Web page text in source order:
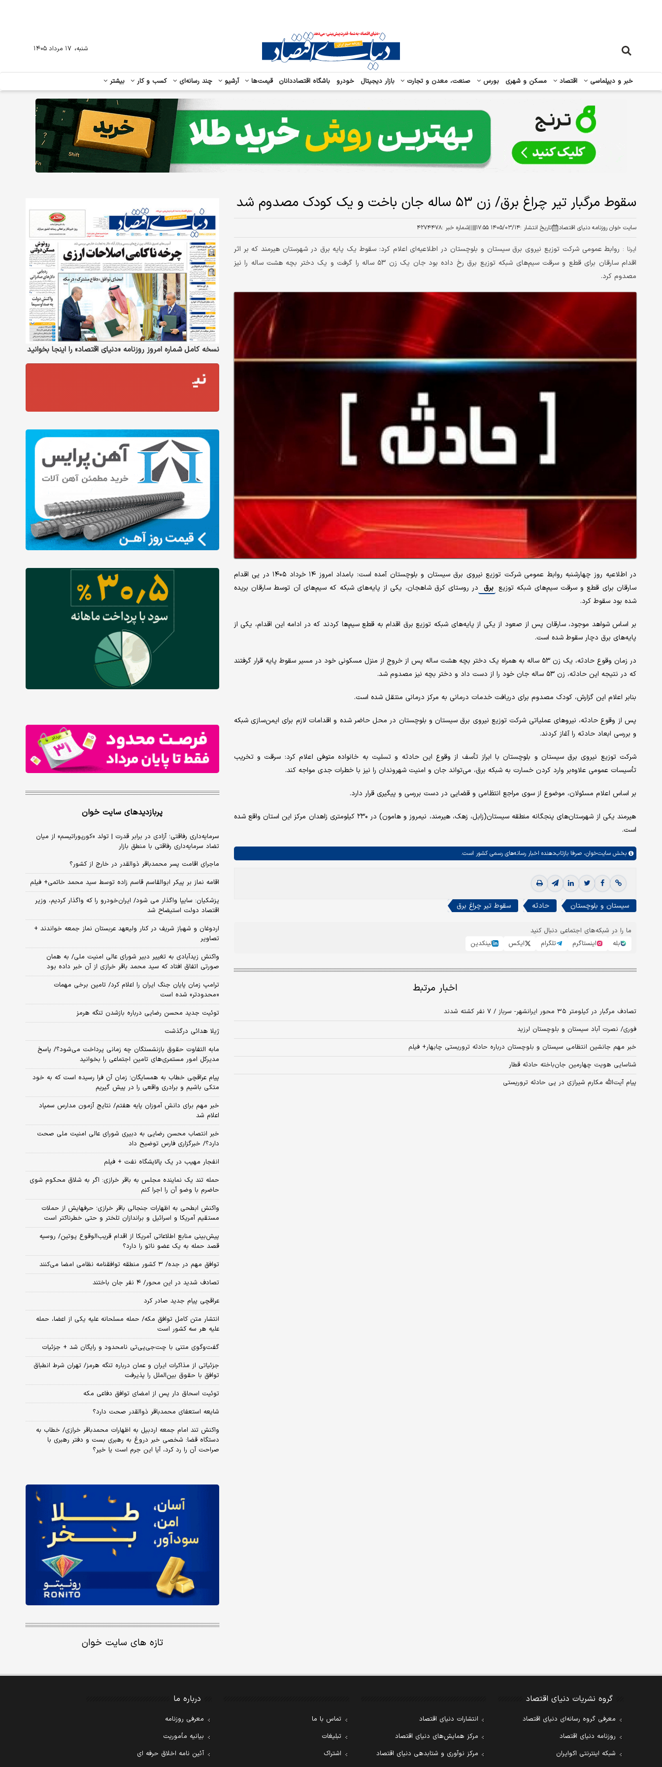
خبر و دیپلماسی اقتصاد مسکن و شهری بورس صنعت، معدن و تجارت بازار دیجیتال خودرو باشگاه اقتصاددانان قیمت‌ها آرشیو چند رسانه‌ای کسب و کار بیشتر
شنبه، ۱۷ مرداد ۱۴۰۵
سقوط مرگبار تیر چراغ برق/ زن ۵۳ ساله جان باخت و یک کودک مصدوم شد
سایت خوان روزنامه دنیای اقتصاد تاریخ انتشار :۱۴۰۵/۰۳/۱۴ ۱۷:۵۵ شماره خبر :۴۲۷۴۴۷۸
ایرنا : روابط عمومی شرکت توزیع نیروی برق سیستان و بلوچستان در اطلاعیه‌ای اعلام کرد: سقوط یک پایه برق در شهرستان هیرمند که بر اثر
اقدام سارقان برای قطع و سرقت سیم‌های شبکه توزیع برق رخ داده بود جان یک زن ۵۳ ساله را گرفت و یک دختر بچه هشت ساله را نیز
مصدوم کرد.
در اطلاعیه روز چهارشنبه روابط عمومی شرکت توزیع نیروی برق سیستان و بلوچستان آمده است: بامداد امروز ۱۴ خرداد ۱۴۰۵ در پی اقدام
سارقان برای قطع و سرقت سیم‌های شبکه توزیع برق
در روستای کرق شاهجان، یکی از پایه‌های شبکه که سیم‌های آن توسط سارقان بریده
شده بود سقوط کرد.
بر اساس شواهد موجود، سارقان پس از صعود از یکی از پایه‌های شبکه توزیع برق اقدام به قطع سیم‌ها کردند که در ادامه این اقدام، یکی از
پایه‌های برق دچار سقوط شده است.
در زمان وقوع حادثه، یک زن ۵۳ ساله به همراه یک دختر بچه هشت ساله پس از خروج از منزل مسکونی خود در مسیر سقوط پایه قرار گرفتند
که در نتیجه این حادثه، زن ۵۳ ساله جان خود را از دست داد و دختر بچه نیز مصدوم شد.
بنابر اعلام این گزارش، کودک مصدوم برای دریافت خدمات درمانی به مرکز درمانی منتقل شده است.
پس از وقوع حادثه، نیروهای عملیاتی شرکت توزیع نیروی برق سیستان و بلوچستان در محل حاضر شده و اقدامات لازم برای ایمن‌سازی شبکه
و بررسی ابعاد حادثه را آغاز کردند.
شرکت توزیع نیروی برق سیستان و بلوچستان با ابراز تأسف از وقوع این حادثه و تسلیت به خانواده متوفی اعلام کرد: سرقت و تخریب
تأسیسات عمومی علاوه‌بر وارد کردن خسارت به شبکه برق، می‌تواند جان و امنیت شهروندان را نیز با خطرات جدی مواجه کند.
بر اساس اعلام مسئولان، موضوع از سوی مراجع انتظامی و قضایی در دست بررسی و پیگیری قرار دارد.
هیرمند یکی از شهرستان‌های پنجگانه منطقه سیستان(زابل، زهک، هیرمند، نیمروز و هامون) در ۲۳۰ کیلومتری زاهدان مرکز این استان واقع شده
است.
بخش سایت‌خوان، صرفا بازتاب‌دهنده اخبار رسانه‌های رسمی کشور است.
سیستان و بلوچستان حادثه سقوط تیر چراغ برق
ما را در شبکه‌های اجتماعی دنبال کنید
بله
اینستاگرم تلگرام ایکس لینکدین
اخبار مرتبط
تصادف مرگبار در کیلومتر ۳۵ محور ایرانشهر- سرباز / ۷ نفر کشته شدند
فوری/ نصرت آباد سیستان و بلوچستان لرزید
خبر مهم جانشین انتظامی سیستان و بلوچستان درباره حادثه تروریستی چابهار+ فیلم
شناسایی هویت چهارمین جان‌باخته حادثه قطار
پیام آیت‌الله مکارم شیرازی در پی حادثه تروریستی
نسخه کامل شماره امروز روزنامه «دنیای‌ اقتصاد» را اینجا بخوانید
پربازدیدهای سایت خوان
سرمایه‌داری رفاقتی؛ آزادی در برابر قدرت | تولد «کورپوراتیسم» از میان
تضاد سرمایه‌داری رفاقتی با منطق بازار
ماجرای اقامت پسر محمدباقر ذوالقدر در خارج از کشور؟
اقامه نماز بر پیکر ابوالقاسم قاسم زاده توسط سید محمد خاتمی+ فیلم
پزشکیان: سایپا واگذار می شود/ ایران‌خودرو را که واگذار کردیم، وزیر
اقتصاد دولت استیضاح شد
اردوغان و شهباز شریف در کنار ولیعهد عربستان نماز جمعه خواندند +
تصاویر
واکنش زیدآبادی به تغییر دبیر شورای عالی امنیت ملی/ به همان
صورتی اتفاق افتاد که سید محمد باقر خرازی از آن خبر داده بود
ترامپ زمان پایان جنگ ایران را اعلام کرد/ تامین برخی مهمات
«محدودتر» شده است
توئیت جدید محسن رضایی درباره بازشدن تنگه هرمز
ژیلا هدائی درگذشت
مابه التفاوت حقوق بازنشستگان چه زمانی پرداخت می‌شود؟/ پاسخ
مدیرکل امور مستمری‌های تامین اجتماعی را بخوانید
پیام عراقچی خطاب به همسایگان؛ زمان آن فرا رسیده است که به خود
متکی باشیم و برادری واقعی را در پیش گیریم
خبر مهم برای دانش آموزان پایه هفتم/ نتایج آزمون مدارس سمپاد
اعلام شد
خبر انتصاب محسن رضایی به دبیری شورای عالی امنیت ملی صحت
دارد؟/ خبرگزاری فارس توضیح داد
انفجار مهیب در یک پالایشگاه نفت + فیلم
حمله تند یک نماینده مجلس به باقر خرازی: اگر به شلاق محکوم شوی
حاضرم با وضو آن را اجرا کنم
واکنش ابطحی به اظهارات جنجالی باقر خرازی؛ حرفهایش از حملات
مستقیم آمریکا و اسرائیل و براندازان تلختر و حتی خطرناکتر است
پیش‌بینی منابع اطلاعاتی آمریکا از اقدام قریب‌الوقوع پوتین/ روسیه
قصد حمله به یک عضو ناتو را دارد؟
توافق مهم در جده/ ۳ کشور منطقه توافقنامه نظامی امضا می‌کنند
تصادف شدید در این محور/ ۴ نفر جان باختند
عراقچی پیام جدید صادر کرد
انتشار متن کامل توافق مکه/ حمله مسلحانه علیه یکی از اعضا، حمله
علیه هر سه کشور است
گفت‌وگوی متنی با چت‌جی‌پی‌تی نامحدود و رایگان شد + جزئیات
جزئیاتی از مذاکرات ایران و عمان درباره تنگه هرمز/ تهران شرط انطباق
توافق با حقوق بین‌الملل را پذیرفت
توئیت اسحاق دار پس از امضای توافق دفاعی مکه
شایعه استعفای محمدباقر ذوالقدر صحت دارد؟
واکنش تند امام جمعه اردبیل به اظهارات محمدباقر خرازی/ خطاب به
دستگاه قضا: شخصی خبر دروغ به رهبری بست و دفتر رهبری با
صراحت آن را رد کرد، آیا این جرم است یا خیر؟
تازه های سایت خوان
گروه نشریات دنیای اقتصاد
معرفی گروه رسانه‌ای دنیای اقتصاد
روزنامه دنیای اقتصاد
شبکه اینترنتی اکوایران
انتشارات دنیای اقتصاد
مرکز همایش‌های دنیای اقتصاد
مرکز نوآوری و شتابدهی دنیای اقتصاد
تماس با ما
تبلیغات
اشتراک
درباره ما
معرفی روزنامه
بیانیه مأموریت
آئین نامه اخلاق حرفه ای